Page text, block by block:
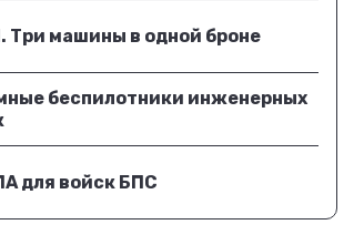
Три машины в одной броне
беспилотники инженерных
для войск БПС